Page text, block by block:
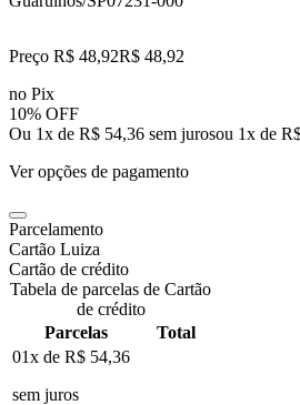
Preço R$ 48,92R$ 48,92
no Pix
10% OFF
Ou 1x de R$ 54,36 sem jurosou 1x de
Ver opções de pagamento
Parcelamento
Cartão Luiza
Cartão de crédito
Tabela de parcelas de Cartão
de crédito
Parcelas
Total
01x de R$ 54,36
sem juros